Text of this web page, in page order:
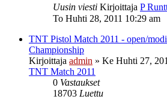
Uusin viesti Kirjoittaja P
To Huhti 28, 2011 10:29 am
TNT Pistol Match 2011 - open/
Championship
Kirjoittaja admin » Ke Huhti 27,
TNT Match 2011
0 Vastaukset
18703 Luettu